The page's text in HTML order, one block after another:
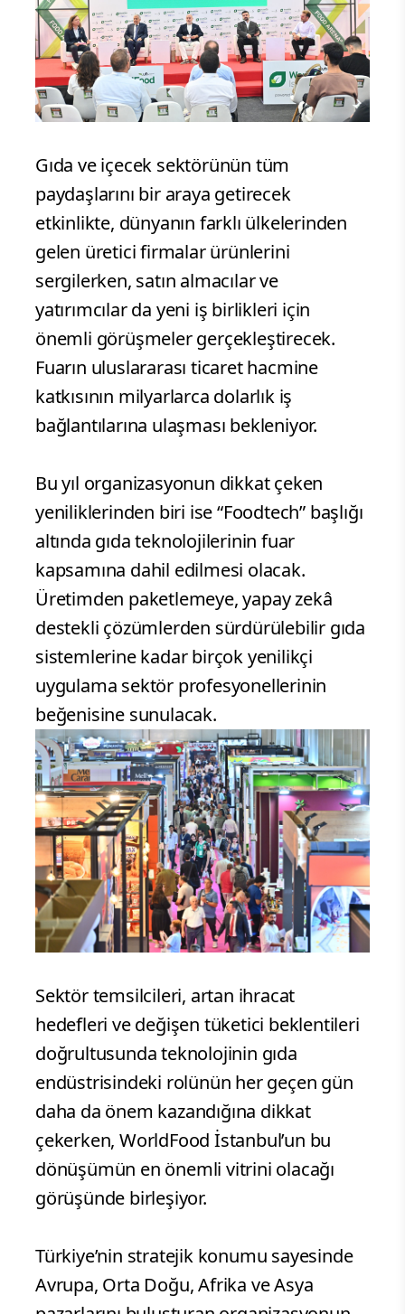
Gıda ve içecek sektörünün tüm
paydaşlarını bir araya getirecek
etkinlikte, dünyanın farklı ülkelerinden
gelen üretici firmalar ürünlerini
sergilerken, satın almacılar ve
yatırımcılar da yeni iş birlikleri için
önemli görüşmeler gerçekleştirecek.
Fuarın uluslararası ticaret hacmine
katkısının milyarlarca dolarlık iş
bağlantılarına ulaşması bekleniyor.
Bu yıl organizasyonun dikkat çeken
yeniliklerinden biri ise “Foodtech” başlığı
altında gıda teknolojilerinin fuar
kapsamına dahil edilmesi olacak.
Üretimden paketlemeye, yapay zekâ
destekli çözümlerden sürdürülebilir gıda
sistemlerine kadar birçok yenilikçi
uygulama sektör profesyonellerinin
beğenisine sunulacak.
Sektör temsilcileri, artan ihracat
hedefleri ve değişen tüketici beklentileri
doğrultusunda teknolojinin gıda
endüstrisindeki rolünün her geçen gün
daha da önem kazandığına dikkat
çekerken, WorldFood İstanbul’un bu
dönüşümün en önemli vitrini olacağı
görüşünde birleşiyor.
Türkiye’nin stratejik konumu sayesinde
Avrupa, Orta Doğu, Afrika ve Asya